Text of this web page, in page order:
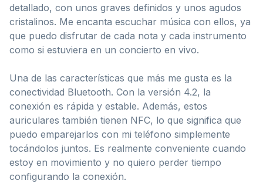
detallado, con unos graves definidos y unos agudos
cristalinos. Me encanta escuchar música con ellos, ya
que puedo disfrutar de cada nota y cada instrumento
como si estuviera en un concierto en vivo.
Una de las características que más me gusta es la
conectividad Bluetooth. Con la versión 4.2, la
conexión es rápida y estable. Además, estos
auriculares también tienen NFC, lo que significa que
puedo emparejarlos con mi teléfono simplemente
tocándolos juntos. Es realmente conveniente cuando
estoy en movimiento y no quiero perder tiempo
configurando la conexión.